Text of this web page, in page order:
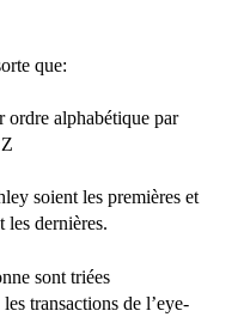
que:
ordre alphabétique par
soient les premières et
les dernières.
sont triées
transactions de l’eye-